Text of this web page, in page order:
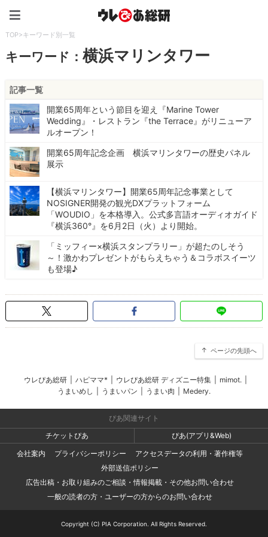
TOP>キーワード別一覧
キーワード：横浜マリンタワー
記事一覧
開業65周年という節目を迎え『Marine Tower
Wedding』・レストラン『the Terrace』がリニューア
ルオープン！
開業65周年記念企画 横浜マリンタワーの歴史パネル
展示
【横浜マリンタワー】開業65周年記念事業として
NOSIGNER開発の観光DXプラットフォーム
「WOUDIO」を本格導入。公式多言語オーディオガイド
『横浜360°』を6月2日（火）より開始。
「ミッフィー×横浜スタンプラリー」が超たのしそう
～！激かわプレゼントがもらえちゃう＆コラボスイーツ
も登場♪
ページの先頭へ
ウレぴあ総研 ハピママ* ウレぴあ総研 ディズニー特集 mimot.
うまいめし
うまいパン うまい肉 Medery.
ぴあ関連サイト
チケットぴあ
ぴあ(アプリ&Web)
会社案内
プライバシーポリシー
アクセスデータの利用・著作権等
外部送信ポリシー
広告出稿・お取り組みのご相談・情報掲載・その他お問い合わせ
一般の読者の方・ユーザーの方からのお問い合わせ
Copyright (C) PIA Corporation. All Rights Reserved.